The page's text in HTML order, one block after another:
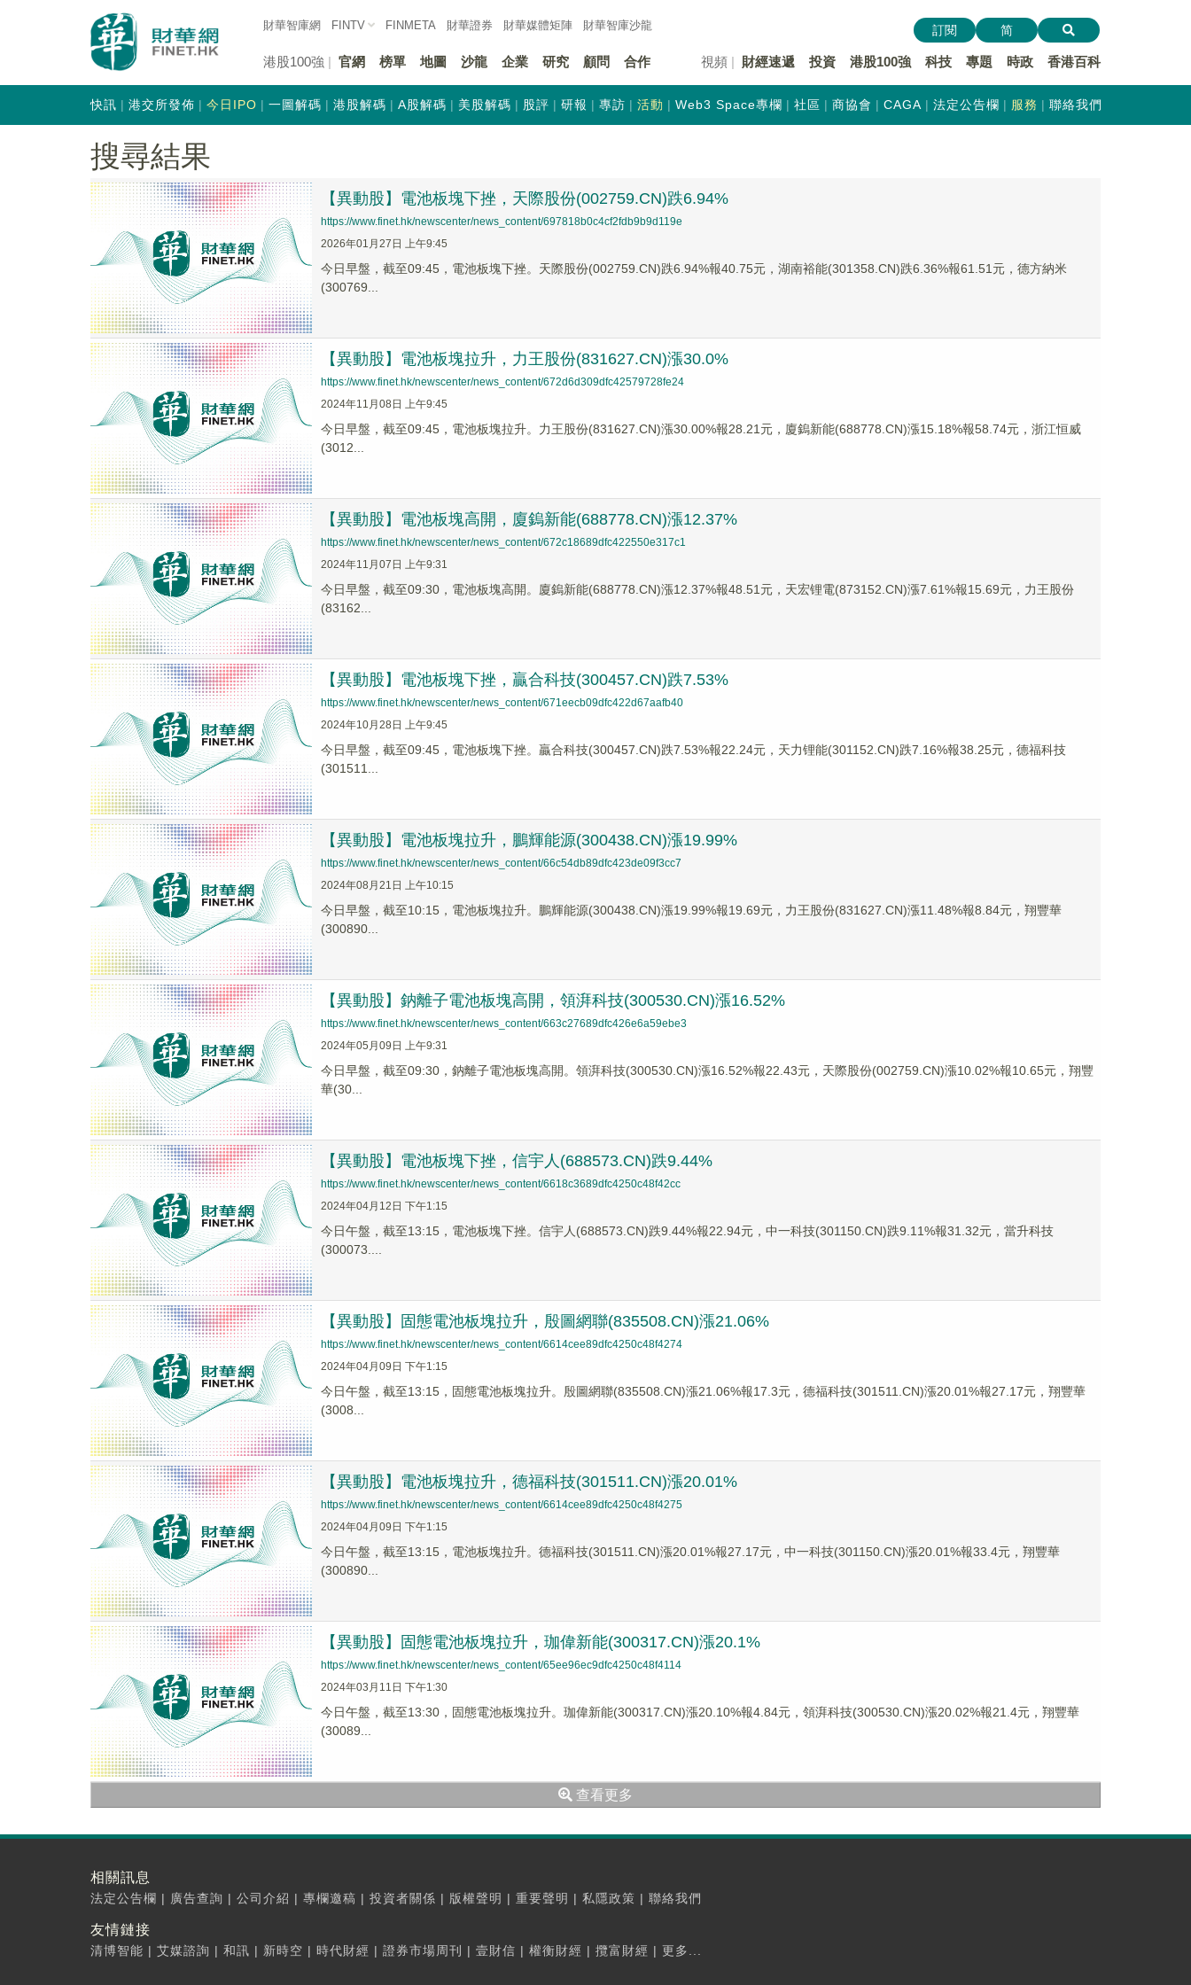
財華智庫網 FINTV FINMETA 財華證券 財華媒體矩陣 財華智庫沙龍
港股100強 官網 榜單 地圖 沙龍 企業 研究 顧問 合作 視頻 財經速遞 投資 港股100強 科技 專題 時政 香港百科
訂閱 简
快訊 港交所發佈 今日IPO 一圖解碼 港股解碼 A股解碼 美股解碼 股評 研報 專訪 活動 Web3 Space專欄 社區 商協會 CAGA 法定公告欄 服務 聯絡我們
搜尋結果
【異動股】電池板塊下挫，天際股份(002759.CN)跌6.94%
https://www.finet.hk/newscenter/news_content/697818b0c4cf2fdb9b9d119e
2026年01月27日 上午9:45
今日早盤，截至09:45，電池板塊下挫。天際股份(002759.CN)跌6.94%報40.75元，湖南裕能(301358.CN)跌6.36%報61.51元，德方納米
(300769...
【異動股】電池板塊拉升，力王股份(831627.CN)漲30.0%
https://www.finet.hk/newscenter/news_content/672d6d309dfc42579728fe24
2024年11月08日 上午9:45
今日早盤，截至09:45，電池板塊拉升。力王股份(831627.CN)漲30.00%報28.21元，廈鎢新能(688778.CN)漲15.18%報58.74元，浙江恒威
(3012...
【異動股】電池板塊高開，廈鎢新能(688778.CN)漲12.37%
https://www.finet.hk/newscenter/news_content/672c18689dfc422550e317c1
2024年11月07日 上午9:31
今日早盤，截至09:30，電池板塊高開。廈鎢新能(688778.CN)漲12.37%報48.51元，天宏锂電(873152.CN)漲7.61%報15.69元，力王股份
(83162...
【異動股】電池板塊下挫，贏合科技(300457.CN)跌7.53%
https://www.finet.hk/newscenter/news_content/671eecb09dfc422d67aafb40
2024年10月28日 上午9:45
今日早盤，截至09:45，電池板塊下挫。贏合科技(300457.CN)跌7.53%報22.24元，天力锂能(301152.CN)跌7.16%報38.25元，德福科技
(301511...
【異動股】電池板塊拉升，鵬輝能源(300438.CN)漲19.99%
https://www.finet.hk/newscenter/news_content/66c54db89dfc423de09f3cc7
2024年08月21日 上午10:15
今日早盤，截至10:15，電池板塊拉升。鵬輝能源(300438.CN)漲19.99%報19.69元，力王股份(831627.CN)漲11.48%報8.84元，翔豐華
(300890...
【異動股】鈉離子電池板塊高開，領湃科技(300530.CN)漲16.52%
https://www.finet.hk/newscenter/news_content/663c27689dfc426e6a59ebe3
2024年05月09日 上午9:31
今日早盤，截至09:30，鈉離子電池板塊高開。領湃科技(300530.CN)漲16.52%報22.43元，天際股份(002759.CN)漲10.02%報10.65元，翔豐
華(30...
【異動股】電池板塊下挫，信宇人(688573.CN)跌9.44%
https://www.finet.hk/newscenter/news_content/6618c3689dfc4250c48f42cc
2024年04月12日 下午1:15
今日午盤，截至13:15，電池板塊下挫。信宇人(688573.CN)跌9.44%報22.94元，中一科技(301150.CN)跌9.11%報31.32元，當升科技
(300073....
【異動股】固態電池板塊拉升，殷圖網聯(835508.CN)漲21.06%
https://www.finet.hk/newscenter/news_content/6614cee89dfc4250c48f4274
2024年04月09日 下午1:15
今日午盤，截至13:15，固態電池板塊拉升。殷圖網聯(835508.CN)漲21.06%報17.3元，德福科技(301511.CN)漲20.01%報27.17元，翔豐華
(3008...
【異動股】電池板塊拉升，德福科技(301511.CN)漲20.01%
https://www.finet.hk/newscenter/news_content/6614cee89dfc4250c48f4275
2024年04月09日 下午1:15
今日午盤，截至13:15，電池板塊拉升。德福科技(301511.CN)漲20.01%報27.17元，中一科技(301150.CN)漲20.01%報33.4元，翔豐華
(300890...
【異動股】固態電池板塊拉升，珈偉新能(300317.CN)漲20.1%
https://www.finet.hk/newscenter/news_content/65ee96ec9dfc4250c48f4114
2024年03月11日 下午1:30
今日午盤，截至13:30，固態電池板塊拉升。珈偉新能(300317.CN)漲20.10%報4.84元，領湃科技(300530.CN)漲20.02%報21.4元，翔豐華
(30089...
查看更多
相關訊息
法定公告欄 | 廣告查詢 | 公司介紹 | 專欄邀稿 | 投資者關係 | 版權聲明 | 重要聲明 | 私隱政策 | 聯絡我們
友情鏈接
清博智能 | 艾媒諮詢 | 和訊 | 新時空 | 時代財經 | 證券市場周刊 | 壹財信 | 權衡財經 | 攬富財經 | 更多...